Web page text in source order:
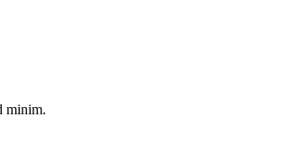
minim.